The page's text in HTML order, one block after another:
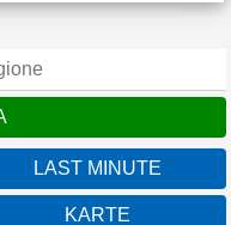
LAST MINUTE
KARTE